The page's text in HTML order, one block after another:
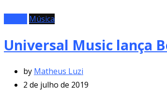
Música
Universal Music lança
by Matheus Luzi
2 de julho de 2019